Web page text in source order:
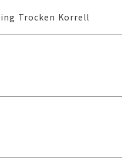
Trocken Korrell